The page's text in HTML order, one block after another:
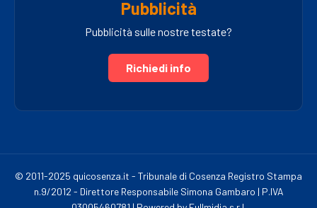
Pubblicità
Pubblicità sulle nostre testate?
Richiedi info
© 2011-2025 quicosenza.it - Tribunale di Cosenza Registro Stampa
n.9/2012 - Direttore Responsabile Simona Gambaro | P.IVA